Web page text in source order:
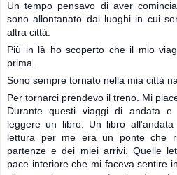
Un tempo pensavo di aver
sono allontanato dai luoghi in cui
altra città.
Più in là ho scoperto che il mio
prima.
Sono sempre tornato nella mia città
Per tornarci prendevo il treno. Mi
Durante questi viaggi di andata
leggere un libro. Un libro
lettura per me era un ponte che
partenze e dei miei arrivi. Quelle
pace interiore che mi faceva sentire